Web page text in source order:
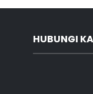
HUBUNGI